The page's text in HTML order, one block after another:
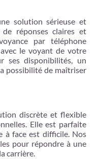
solution sérieuse et
réponses claires et
par téléphone
le voyant de votre
ses disponibilités, un
possibilité de maîtriser
discrète et flexible
Elle est parfaite
à face est difficile. Nos
pour répondre à une
carrière.